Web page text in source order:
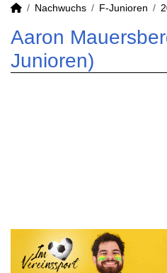
Nachwuchs F-Junioren
Aaron
Junioren)